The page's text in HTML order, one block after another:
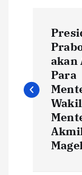
s
akan
Para
Wakil